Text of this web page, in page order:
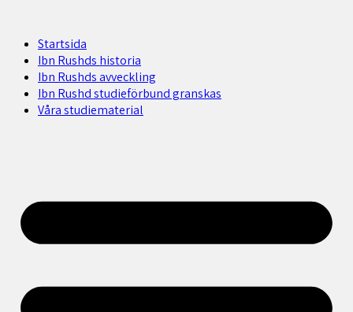
Startsida
Ibn Rushds historia
Ibn Rushds avveckling
Ibn Rushd studieförbund granskas​
Våra studiematerial